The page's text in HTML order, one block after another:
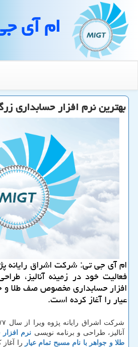
ام آی
بهترین نرم افزار حسابداری
فعالیت خود در زمینه آنالیز،
افزار حسابداری مخصوص صف طلا و
عیار را آغاز كرده است.
آنالیز، طراحی و برنامه نویسی نرم
طلا و جواهر با نام مسبح تمام عیار را